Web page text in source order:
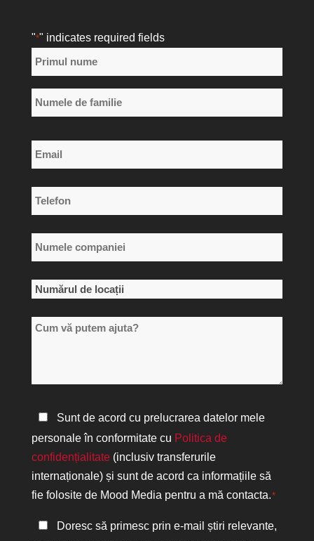
"*" indicates required fields
Nume
*
Primul
nume
de
Email
*
Telefon
*
Numele
companiei
*
Numărul
locații
Cum
ajuta?
Politica
de
confidențialitate
*
Sunt de acord cu prelucrarea datelor mele
personale în conformitate cu Politica de
confidențialitate(inclusiv transferurile
internaționale) și sunt de acord ca informațiile să
fie folosite de Mood Media pentru a mă contacta.*
PăstrațiDoresc să primesc prin e-mail știri relevante,